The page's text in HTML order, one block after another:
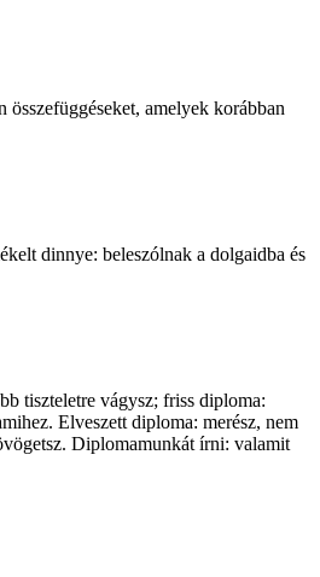
amelyek korábban
dinnye: beleszólnak a dolgaidba és
tiszteletre vágysz; friss diploma:
Elveszett diploma: merész, nem
Diplomamunkát írni: valamit